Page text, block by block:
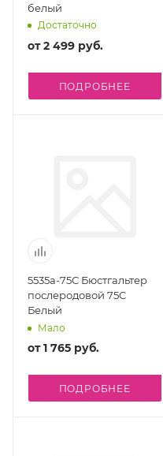
белый
Достаточно
от2 499 руб.
ПОДРОБНЕЕ
5535а-75С Бюстгальтер
послеродовой 75C
Белый
Мало
от1 765 руб.
ПОДРОБНЕЕ